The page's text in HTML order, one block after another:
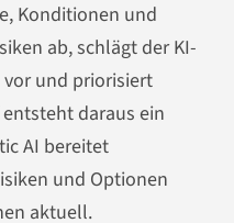
Konditionen und
ab, schlägt der KI-
und priorisiert
daraus ein
AI bereitet
und Optionen
aktuell.